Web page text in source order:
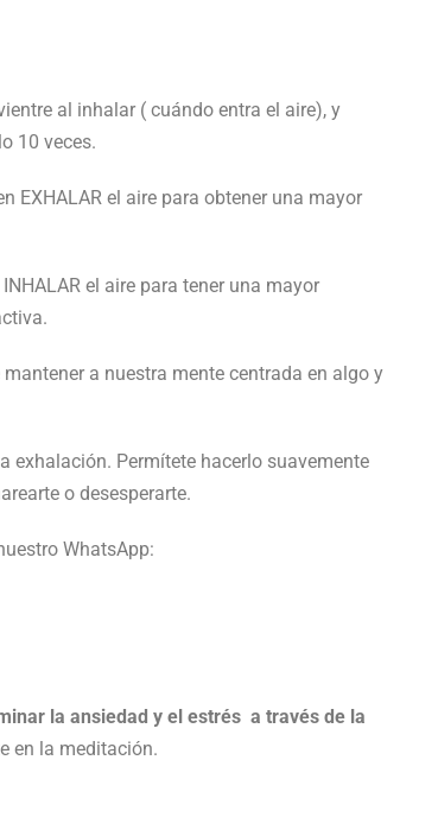
al inhalar ( cuándo entra el aire), y
10 veces.
EXHALAR el aire para obtener una mayor
el aire para tener una mayor
a nuestra mente centrada en algo y
Permítete hacerlo suavemente
o desesperarte.
WhatsApp:
la ansiedad y el estrés a través de la
en la meditación.